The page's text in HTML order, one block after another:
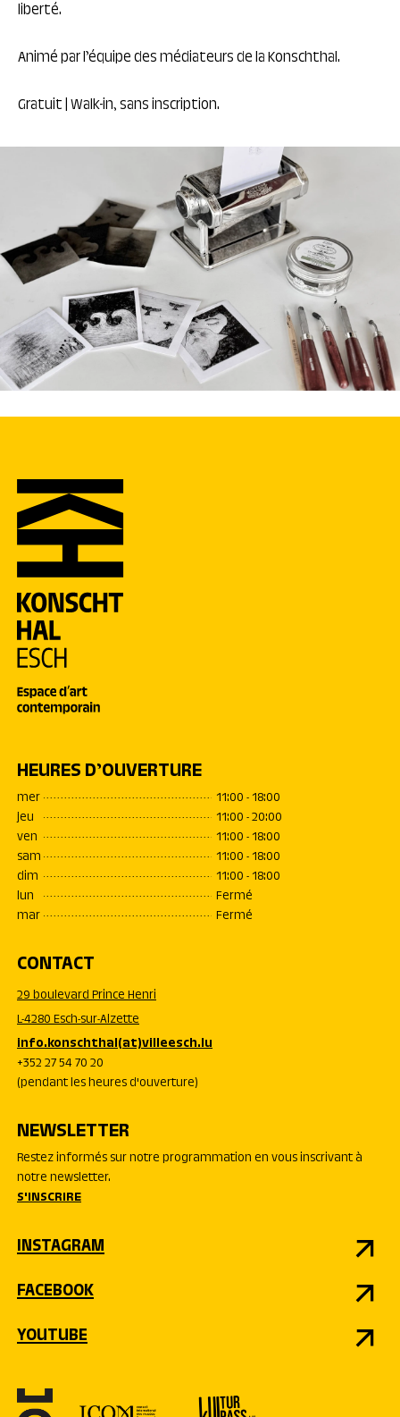
liberté.
Animé par l’équipe des médiateurs de la Konschthal.
Gratuit | Walk-in, sans inscription.
HEURES D’OUVERTURE
mer
11:00 - 18:00
jeu
11:00 - 20:00
ven
11:00 - 18:00
sam
11:00 - 18:00
dim
11:00 - 18:00
lun
Fermé
mar
Fermé
CONTACT
29 boulevard Prince Henri
L-4280 Esch-sur-Alzette
info.konschthal(at)villeesch.lu
+352 27 54 70 20
(pendant les heures d'ouverture)
NEWSLETTER
Restez informés sur notre programmation en vous inscrivant à
notre newsletter.
S'INSCRIRE
INSTAGRAM
FACEBOOK
YOUTUBE